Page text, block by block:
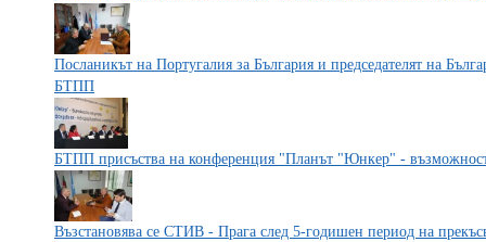
Посланикът на Португалия за България и председателят на
БТПП
БТПП присъства на конференция "Планът "Юнкер" -
Възстановява се СТИВ - Прага след 5-годишен период на